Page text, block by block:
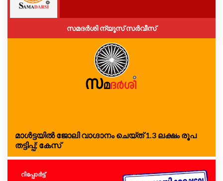
സമദർശി ന്യൂസ് സർവീസ്
മാൾട്ടയിൽ ജോലി വാഗ്ദാനം ചെയ്ത് 1.3 ലക്ഷം രൂപ
തട്ടിപ്പ്; കേസ്
റിപ്പോര്‍ട്ട്